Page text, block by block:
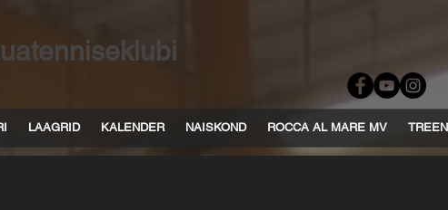
LAAGRID KALENDER NAISKOND ROCCA AL MARE MV